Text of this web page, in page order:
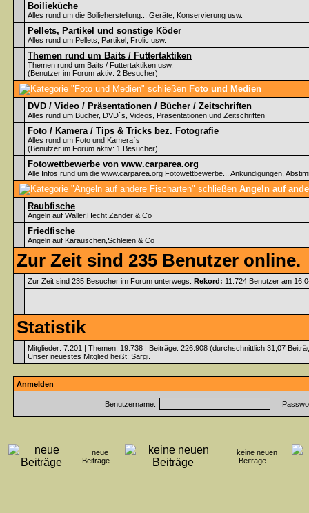
Boilieküche
Alles rund um die Boilieherstellung... Geräte, Konservierung usw.
Pellets, Partikel und sonstige Köder
Alles rund um Pellets, Partikel, Frolic usw.
Themen rund um Baits / Futtertaktiken
Themen rund um Baits / Futtertaktiken usw.
(Benutzer im Forum aktiv: 2 Besucher)
Foto und Medien
DVD / Video / Präsentationen / Bücher / Zeitschriften
Alles rund um Bücher, DVD`s, Videos, Präsentationen und Zeitschriften
Foto / Kamera / Tips & Tricks bez. Fotografie
Alles rund um Foto und Kamera`s
(Benutzer im Forum aktiv: 1 Besucher)
Fotowettbewerbe von www.carparea.org
Alle Infos rund um die www.carparea.org Fotowettbewerbe... Ankündigungen,
Angeln auf
Raubfische
Angeln auf Waller,Hecht,Zander & Co
Friedfische
Angeln auf Karauschen,Schleien & Co
Zur Zeit sind 235 Benutzer online.
Zur Zeit sind 235 Besucher im Forum unterwegs. Rekord: 11.724 Benutzer am
Statistik
Mitglieder: 7.201 | Themen: 19.738 | Beiträge: 226.908 (durchschnittlich 31,07
Unser neuestes Mitglied heißt: Sargi
Anmelden
Benutzername:
neue
Beiträge
keine neuen
Beiträge